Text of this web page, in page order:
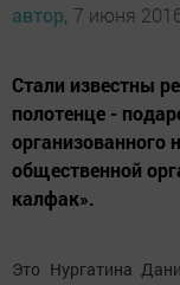
автор, 7 июня
Стали известны
полотенце -
организованного
общественной
калфак».
Это Нургатина